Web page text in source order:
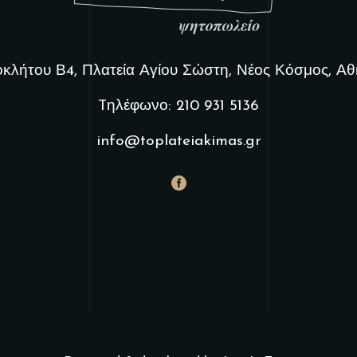
Β4, Πλατεία Αγίου Σώστη, Νέος Κόσμος,
Tηλέφωνο: 210 931 5136
info@toplateiakimas.gr